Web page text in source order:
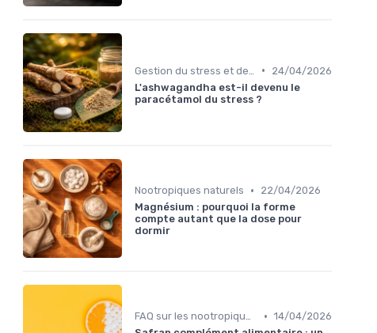
•
24/04/2026
L'ashwagandha est-il devenu le
paracétamol du stress ?
Nootropiques naturels •
22/04/2026
Magnésium : pourquoi la forme
compte autant que la dose pour
dormir
FAQ sur les nootropiques • 14/04/2026